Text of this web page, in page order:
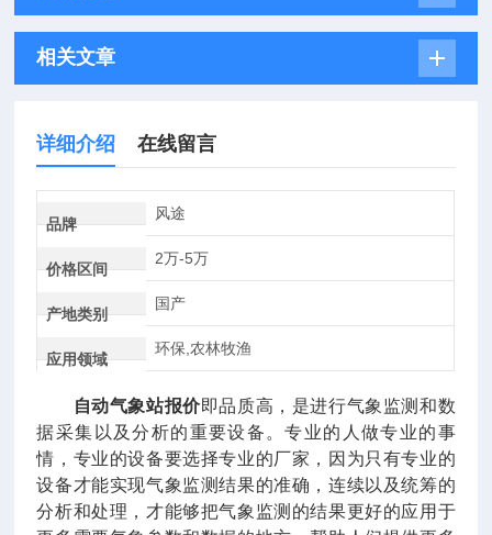
相关文章
详细介绍 在线留言
品牌
风途
价格区间
2万-5万
产地类别
国产
应用领域
环保,农林牧渔
自动气象站报价即品质高，是进行气象监测和数
据采集以及分析的重要设备。专业的人做专业的事
情，专业的设备要选择专业的厂家，因为只有专业的
设备才能实现气象监测结果的准确，连续以及统筹的
分析和处理，才能够把气象监测的结果更好的应用于